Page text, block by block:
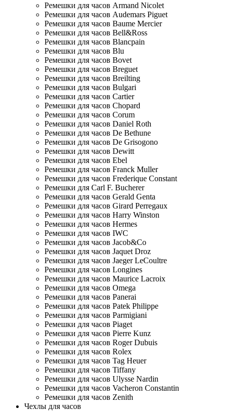
Ремешки для часов Armand Nicolet
Ремешки для часов Audemars Piguet
Ремешки для часов Baume Mercier
Ремешки для часов Bell&Ross
Ремешки для часов Blancpain
Ремешки для часов Blu
Ремешки для часов Bovet
Ремешки для часов Breguet
Ремешки для часов Breilting
Ремешки для часов Bulgari
Ремешки для часов Cartier
Ремешки для часов Chopard
Ремешки для часов Corum
Ремешки для часов Daniel Roth
Ремешки для часов De Bethune
Ремешки для часов De Grisogono
Ремешки для часов Dewitt
Ремешки для часов Ebel
Ремешки для часов Franck Muller
Ремешки для часов Frederique Constant
Ремешки для Carl F. Bucherer
Ремешки для часов Gerald Genta
Ремешки для часов Girard Perregaux
Ремешки для часов Harry Winston
Ремешки для часов Hermes
Ремешки для часов IWC
Ремешки для часов Jacob&Co
Ремешки для часов Jaquet Droz
Ремешки для часов Jaeger LeCoultre
Ремешки для часов Longines
Ремешки для часов Maurice Lacroix
Ремешки для часов Omega
Ремешки для часов Panerai
Ремешки для часов Patek Philippe
Ремешки для часов Parmigiani
Ремешки для часов Piaget
Ремешки для часов Pierre Kunz
Ремешки для часов Roger Dubuis
Ремешки для часов Rolex
Ремешки для часов Tag Heuer
Ремешки для часов Tiffany
Ремешки для часов Ulysse Nardin
Ремешки для часов Vacheron Constantin
Ремешки для часов Zenith
Чехлы для часов